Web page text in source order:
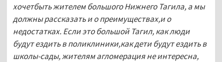
хочетбыть жителем большого Нижнего Тагила, а мы
должны рассказать и о преимуществах,и о
недостатках. Если это большой Тагил, как люди
будут ездить в поликлиники,как дети будут ездить в
школы-сады, жителям агломерация не интересна,